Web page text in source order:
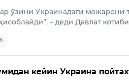
ўзини Украинадаги можарони
– деди Давлат
кейин Украина